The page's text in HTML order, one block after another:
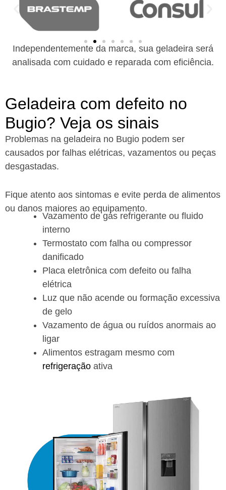
Independentemente da marca, sua geladeira será
analisada com cuidado e reparada com eficiência.
Geladeira com defeito no
Bugio? Veja os sinais
Problemas na geladeira no Bugio podem ser
causados por falhas elétricas, vazamentos ou peças
desgastadas.
Fique atento aos sintomas e evite perda de alimentos
ou danos maiores ao equipamento.
Vazamento de gás refrigerante ou fluido
interno
Termostato com falha ou compressor
danificado
Placa eletrônica com defeito ou falha
elétrica
Luz que não acende ou formação excessiva
de gelo
Vazamento de água ou ruídos anormais ao
ligar
Alimentos estragam mesmo com
refrigeração ativa